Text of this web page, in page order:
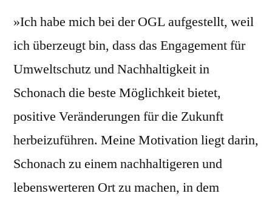
»Ich habe mich bei der OGL aufgestellt, weil
ich überzeugt bin, dass das Engagement für
Umweltschutz und Nachhaltigkeit in
Schonach die beste Möglichkeit bietet,
positive Veränderungen für die Zukunft
herbeizuführen. Meine Motivation liegt darin,
Schonach zu einem nachhaltigeren und
lebenswerteren Ort zu machen, in dem